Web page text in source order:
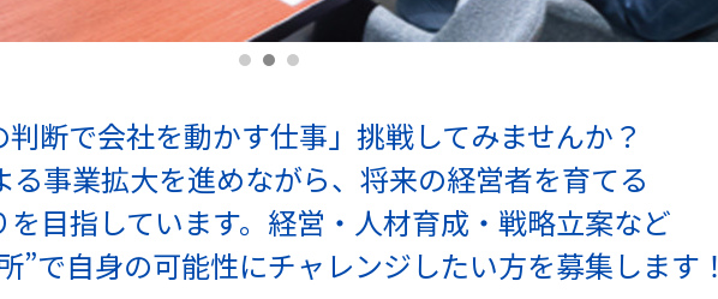
断で会社を動かす仕事」挑戦してみませんか？
る事業拡大を進めながら、将来の経営者を育てる
目指しています。経営・人材育成・戦略立案など
”で自身の可能性にチャレンジしたい方を募集します！